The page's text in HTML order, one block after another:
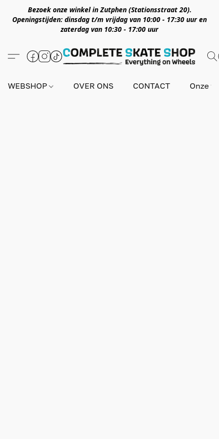
Bezoek onze winkel in Zutphen (Stationsstraat 20).
Openingstijden: dinsdag t/m vrijdag van 10:00 - 17:30 uur en
zaterdag van 10:30 - 17:00 uur
WEBSHOP OVER ONS CONTACT Onze